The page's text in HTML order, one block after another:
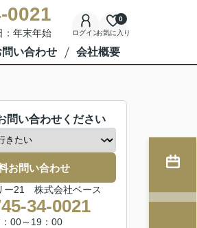
0021
年末年始 ログインお気に入り
0
問い合わせ 会社概要
問い合わせください
お問い合わせ
ー21 株式会社ベース
34-0021
00～19：00